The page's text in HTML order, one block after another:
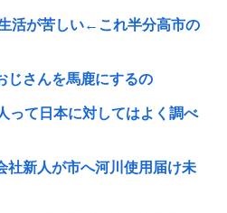
活が苦しい←これ半分高市の
じさんを馬鹿にするの
って日本に対してはよく調べ
社新人が市へ河川使用届け未